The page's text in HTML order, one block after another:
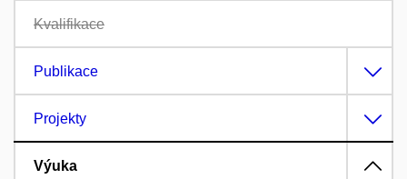
Kvalifikace
Publikace
Projekty
Výuka